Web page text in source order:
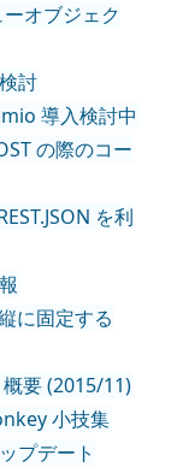
オブジェク
討
導入検討中
の際のコー
を利
に固定する
要 (2015/11)
小技集
プデート